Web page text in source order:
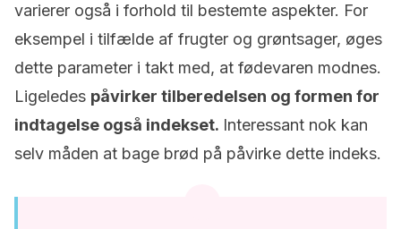
varierer også i forhold til bestemte aspekter. For
eksempel i tilfælde af frugter og grøntsager, øges
dette parameter i takt med, at fødevaren modnes.
Ligeledes påvirker tilberedelsen og formen for
indtagelse også indekset. Interessant nok kan
selv måden at bage brød på påvirke dette indeks.